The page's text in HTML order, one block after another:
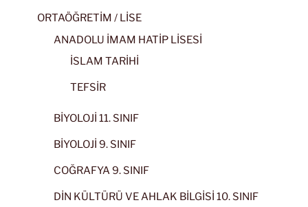
ORTAÖĞRETİM / LİSE
ANADOLU İMAM HATİP LİSESİ
İSLAM TARİHİ
TEFSİR
BİYOLOJİ 11. SINIF
BİYOLOJİ 9. SINIF
COĞRAFYA 9. SINIF
DİN KÜLTÜRÜ VE AHLAK BİLGİSİ 10. SINIF